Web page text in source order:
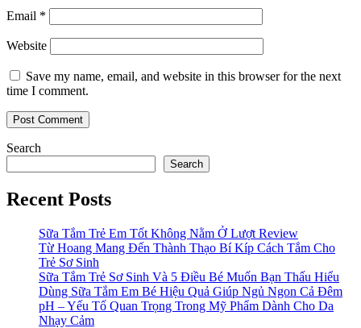
Email *
Website
Save my name, email, and website in this browser for the next
time I comment.
Search
Search
Recent Posts
Sữa Tắm Trẻ Em Tốt Không Nằm Ở Lượt Review
Từ Hoang Mang Đến Thành Thạo Bí Kíp Cách Tắm Cho
Trẻ Sơ Sinh
Sữa Tắm Trẻ Sơ Sinh Và 5 Điều Bé Muốn Bạn Thấu Hiểu
Dùng Sữa Tắm Em Bé Hiệu Quả Giúp Ngủ Ngon Cả Đêm
pH – Yếu Tố Quan Trọng Trong Mỹ Phẩm Dành Cho Da
Nhạy Cảm